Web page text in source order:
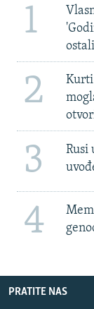
1
2
Kurti
3
Rusi
4
PRATITE NAS